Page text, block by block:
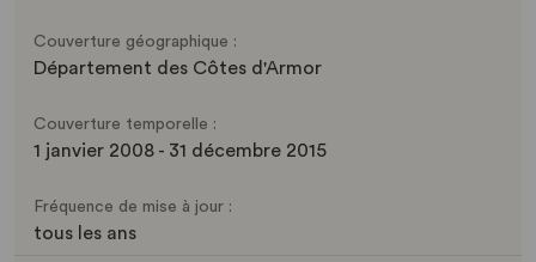
Couverture géographique :
Département des Côtes d'Armor
Couverture temporelle :
1 janvier 2008 - 31 décembre 2015
Fréquence de mise à jour :
tous les ans